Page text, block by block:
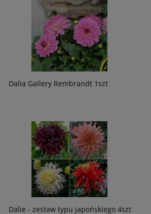
Dalia Gallery Rembrandt 1szt
Dalie - zestaw typu japońskiego 4szt